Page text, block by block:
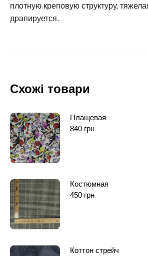
плотную креповую структуру,
драпируется.
Схожі товари
Плащевая
840 грн
Костюмная
450 грн
Коттон стрейч